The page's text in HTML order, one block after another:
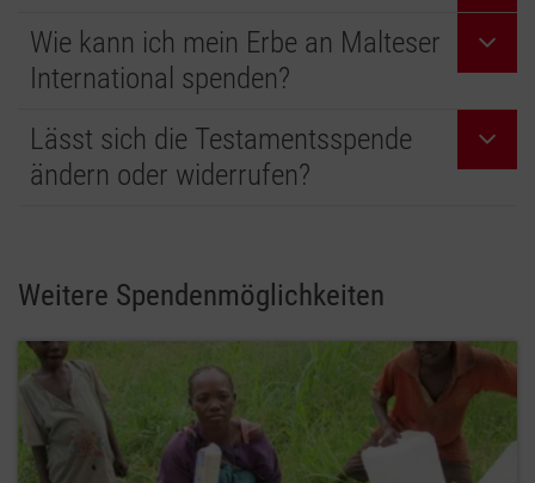
Wie kann ich mein Erbe an Malteser
International spenden?
Lässt sich die Testamentsspende
ändern oder widerrufen?
Weitere Spendenmöglichkeiten